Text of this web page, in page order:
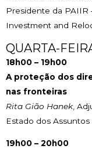
Presidente da PAIIR
Investment and
QUARTA-
18h00 – 19h00
A proteção dos
nas fronteiras
Rita Gião Hanek,
Estado dos
19h00 – 20h00